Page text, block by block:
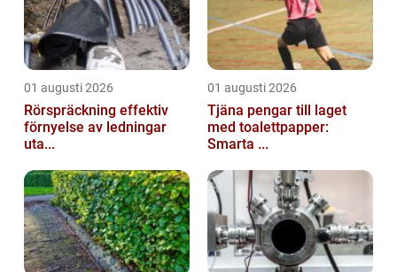
01 augusti 2026
Rörspräckning effektiv
förnyelse av ledningar
uta...
01 augusti 2026
Tjäna pengar till laget
med toalettpapper:
Smarta ...